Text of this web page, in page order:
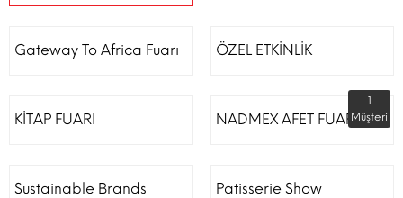
Gateway To Africa Fuarı ÖZEL ETKİNLİK
KİTAP FUARI NADMEX AFET FUARI
1
Müşteri
Sustainable Brands
Patisserie Show